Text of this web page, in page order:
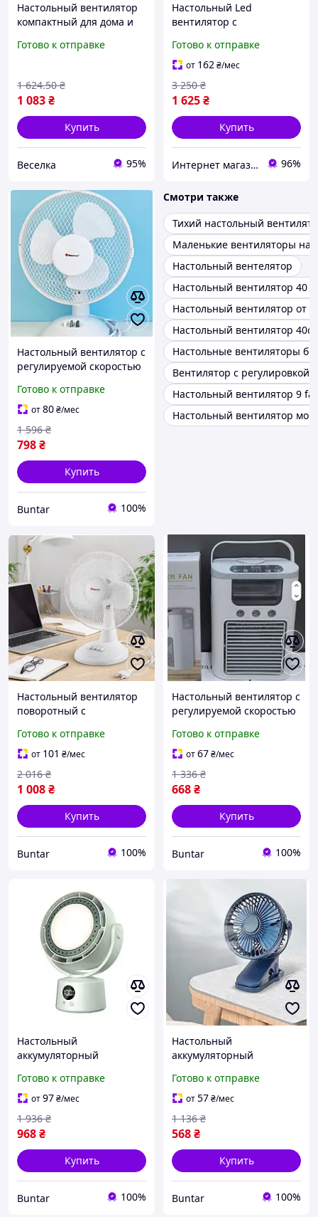
Настольный вентилятор
компактный для дома и
скоростью и
Готово к отправке
1 083₴
1 624.50 ₴
Купить
Веселка 95%
Настольный Led
вентилятор с
пластиковый mini с
аккумулятором для офиса
и спальни
Готово к отправке
от 162₴/мес
1 625₴
3 250 ₴
Купить
Интернет магазин «Tehnos» 🛒 Лучшие цены! 💯 Быстрая отправка! 🚀 96%
Настольный вентилятор с
регулируемой скоростью
Готово к отправке
от80₴/мес
798₴
1 596 ₴
Купить
Buntar 100%
Смотри также
Тихий настольный
Маленькие вентиляторы
Настольный вентелятор
Настольный вентилятор 40
Настольный вентилятор от
Настольный вентилятор
Настольные вентиляторы
Вентилятор с регулировкой
Настольный вентилятор 9
Настольный вентилятор
Настольный вентилятор
поворотный с
от сети
Готово к отправке
от 101 ₴/мес
1 008₴
2 016 ₴
Купить
Buntar 100%
Настольный вентилятор с
регулируемой скоростью
Готово к отправке
от67₴/мес
668₴
1 336 ₴
Купить
Buntar 100%
Настольный
аккумуляторный
регулируемой скоростью
на 6 уровней
Готово к отправке
от97₴/мес
968₴
1 936 ₴
Купить
Buntar 100%
Настольный
аккумуляторный
регулируемой скоростью
на 3 уровня
Готово к отправке
от57₴/мес
568₴
1 136 ₴
Купить
Buntar 100%